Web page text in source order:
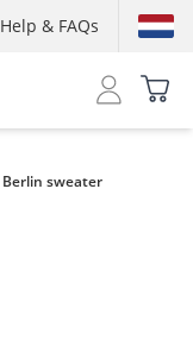
Help & FAQs
Berlin sweater